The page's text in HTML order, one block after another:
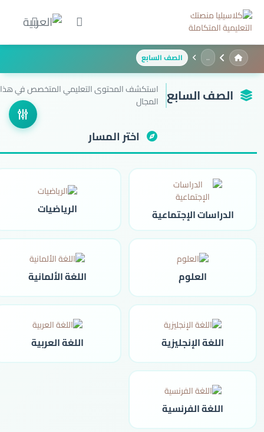
الصف السابع
الصف السابع استكشف المحتوى التعليمي المتخصص في هذا
المجال
اختر المسار
الدراسات الإجتماعية الرياضيات
العلوم اللغة الألمانية
اللغة الإنجليزية اللغة العربية
اللغة الفرنسية